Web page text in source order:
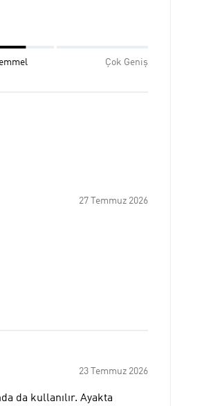
Çok Geniş
27 Temmuz 2026
23 Temmuz 2026
da kullanılır. Ayakta